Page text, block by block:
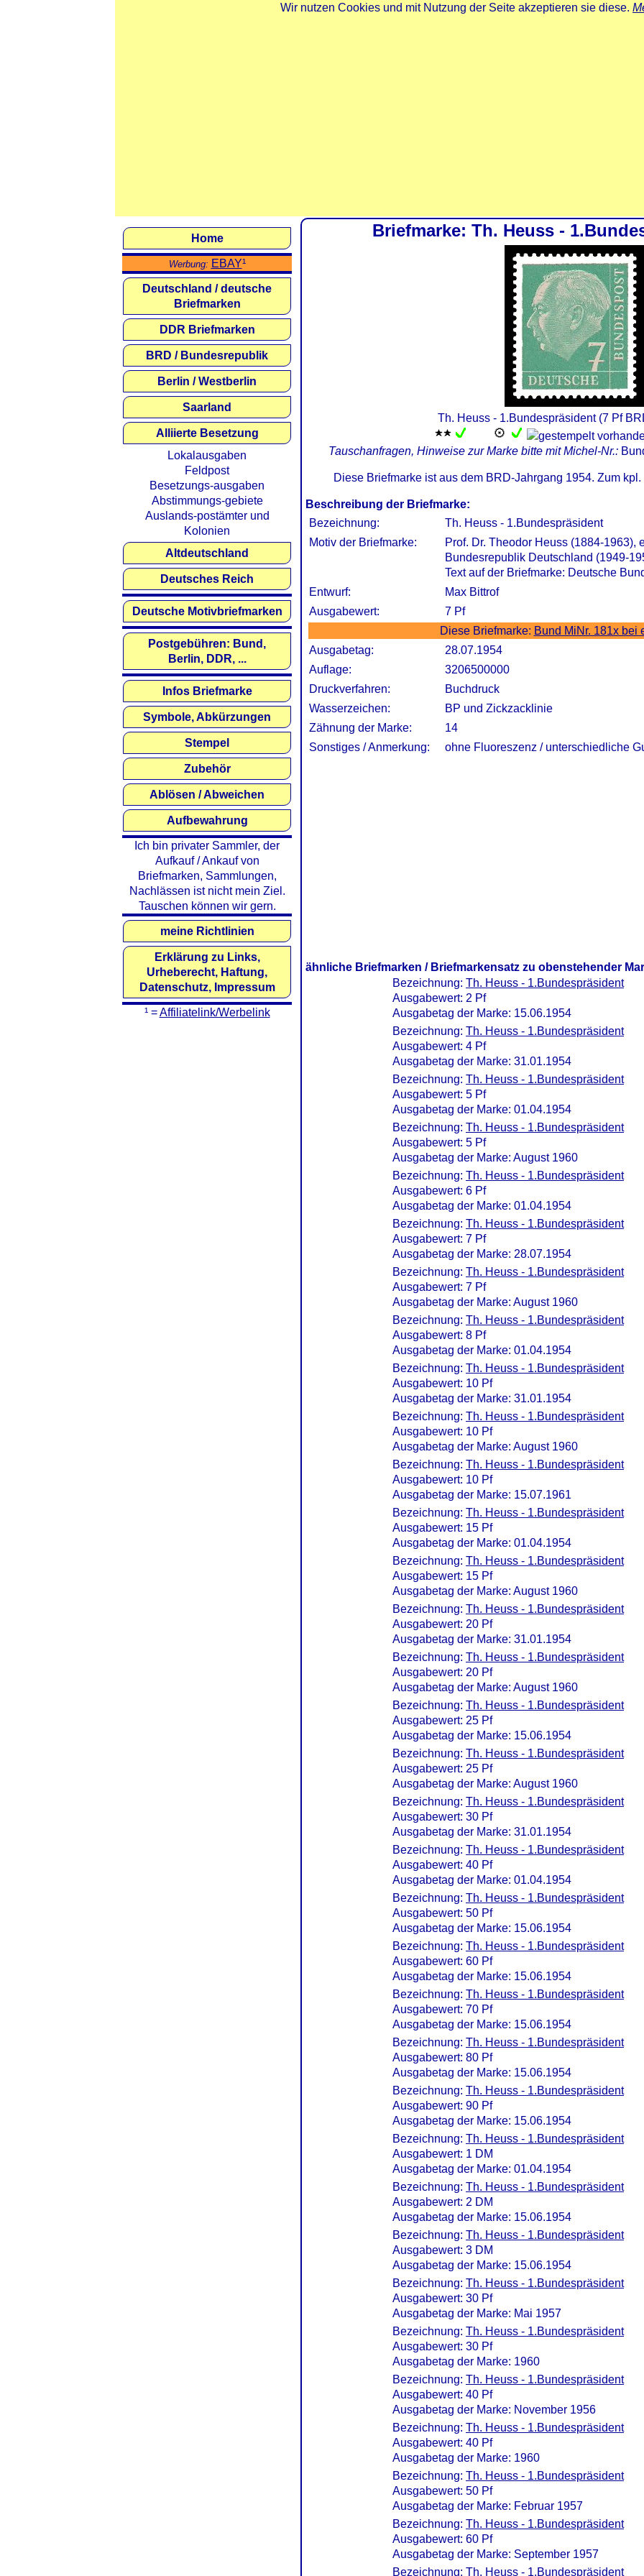
Wir nutzen Cookies und mit Nutzung der Seite akzeptieren sie diese.
Briefmarke: Th. Heuss -
Th. Heuss - 1.Bundespräsident (7 Pf
Tauschanfragen, Hinweise zur Marke bitte mit Michel-Nr.:
Diese Briefmarke ist aus dem BRD-Jahrgang 1954. Zum
Beschreibung der Briefmarke:
Bezeichnung:
Th. Heuss - 1.Bundespräsident
Motiv der Briefmarke:
Prof. Dr. Theodor Heuss (1884-1963),
Bundesrepublik Deutschland (1949-
Text auf der Briefmarke: Deutsche
Entwurf:
Max Bittrof
Ausgabewert:
7 Pf
Diese Briefmarke: Bund MiNr. 181x bei
Ausgabetag:
28.07.1954
Auflage:
3206500000
Druckverfahren:
Buchdruck
Wasserzeichen:
BP und Zickzacklinie
Zähnung der Marke:
14
Sonstiges / Anmerkung:
ohne Fluoreszenz / unterschiedliche
ähnliche Briefmarken / Briefmarkensatz zu obenstehender
Bezeichnung: Th. Heuss - 1.Bundespräsident
Ausgabewert: 2 Pf
Ausgabetag der Marke: 15.06.1954
Bezeichnung: Th. Heuss - 1.Bundespräsident
Ausgabewert: 4 Pf
Ausgabetag der Marke: 31.01.1954
Bezeichnung: Th. Heuss - 1.Bundespräsident
Ausgabewert: 5 Pf
Ausgabetag der Marke: 01.04.1954
Bezeichnung: Th. Heuss - 1.Bundespräsident
Ausgabewert: 5 Pf
Ausgabetag der Marke: August 1960
Bezeichnung: Th. Heuss - 1.Bundespräsident
Ausgabewert: 6 Pf
Ausgabetag der Marke: 01.04.1954
Bezeichnung: Th. Heuss - 1.Bundespräsident
Ausgabewert: 7 Pf
Ausgabetag der Marke: 28.07.1954
Bezeichnung: Th. Heuss - 1.Bundespräsident
Ausgabewert: 7 Pf
Ausgabetag der Marke: August 1960
Bezeichnung: Th. Heuss - 1.Bundespräsident
Ausgabewert: 8 Pf
Ausgabetag der Marke: 01.04.1954
Bezeichnung: Th. Heuss - 1.Bundespräsident
Ausgabewert: 10 Pf
Ausgabetag der Marke: 31.01.1954
Bezeichnung: Th. Heuss - 1.Bundespräsident
Ausgabewert: 10 Pf
Ausgabetag der Marke: August 1960
Bezeichnung: Th. Heuss - 1.Bundespräsident
Ausgabewert: 10 Pf
Ausgabetag der Marke: 15.07.1961
Bezeichnung: Th. Heuss - 1.Bundespräsident
Ausgabewert: 15 Pf
Ausgabetag der Marke: 01.04.1954
Bezeichnung: Th. Heuss - 1.Bundespräsident
Ausgabewert: 15 Pf
Ausgabetag der Marke: August 1960
Bezeichnung: Th. Heuss - 1.Bundespräsident
Ausgabewert: 20 Pf
Ausgabetag der Marke: 31.01.1954
Bezeichnung: Th. Heuss - 1.Bundespräsident
Ausgabewert: 20 Pf
Ausgabetag der Marke: August 1960
Bezeichnung: Th. Heuss - 1.Bundespräsident
Ausgabewert: 25 Pf
Ausgabetag der Marke: 15.06.1954
Bezeichnung: Th. Heuss - 1.Bundespräsident
Ausgabewert: 25 Pf
Ausgabetag der Marke: August 1960
Bezeichnung: Th. Heuss - 1.Bundespräsident
Ausgabewert: 30 Pf
Ausgabetag der Marke: 31.01.1954
Bezeichnung: Th. Heuss - 1.Bundespräsident
Ausgabewert: 40 Pf
Ausgabetag der Marke: 01.04.1954
Bezeichnung: Th. Heuss - 1.Bundespräsident
Ausgabewert: 50 Pf
Ausgabetag der Marke: 15.06.1954
Bezeichnung: Th. Heuss - 1.Bundespräsident
Ausgabewert: 60 Pf
Ausgabetag der Marke: 15.06.1954
Bezeichnung: Th. Heuss - 1.Bundespräsident
Ausgabewert: 70 Pf
Ausgabetag der Marke: 15.06.1954
Bezeichnung: Th. Heuss - 1.Bundespräsident
Ausgabewert: 80 Pf
Ausgabetag der Marke: 15.06.1954
Bezeichnung: Th. Heuss - 1.Bundespräsident
Ausgabewert: 90 Pf
Ausgabetag der Marke: 15.06.1954
Bezeichnung: Th. Heuss - 1.Bundespräsident
Ausgabewert: 1 DM
Ausgabetag der Marke: 01.04.1954
Bezeichnung: Th. Heuss - 1.Bundespräsident
Ausgabewert: 2 DM
Ausgabetag der Marke: 15.06.1954
Bezeichnung: Th. Heuss - 1.Bundespräsident
Ausgabewert: 3 DM
Ausgabetag der Marke: 15.06.1954
Bezeichnung: Th. Heuss - 1.Bundespräsident
Ausgabewert: 30 Pf
Ausgabetag der Marke: Mai 1957
Bezeichnung: Th. Heuss - 1.Bundespräsident
Ausgabewert: 30 Pf
Ausgabetag der Marke: 1960
Bezeichnung: Th. Heuss - 1.Bundespräsident
Ausgabewert: 40 Pf
Ausgabetag der Marke: November 1956
Bezeichnung: Th. Heuss - 1.Bundespräsident
Ausgabewert: 40 Pf
Ausgabetag der Marke: 1960
Bezeichnung: Th. Heuss - 1.Bundespräsident
Ausgabewert: 50 Pf
Ausgabetag der Marke: Februar 1957
Bezeichnung: Th. Heuss - 1.Bundespräsident
Ausgabewert: 60 Pf
Ausgabetag der Marke: September 1957
Bezeichnung: Th. Heuss - 1.Bundespräsident
Home
Werbung: EBAY¹
Deutschland / deutsche
Briefmarken
DDR Briefmarken
BRD / Bundesrepublik
Berlin / Westberlin
Saarland
Alliierte Besetzung
Lokalausgaben
Feldpost
Besetzungs-ausgaben
Abstimmungs-gebiete
Auslands-postämter und
Kolonien
Altdeutschland
Deutsches Reich
Deutsche Motivbriefmarken
Postgebühren: Bund,
Berlin, DDR, ...
Infos Briefmarke
Symbole, Abkürzungen
Stempel
Zubehör
Ablösen / Abweichen
Aufbewahrung
Ich bin privater Sammler, der
Aufkauf / Ankauf von
Briefmarken, Sammlungen,
Nachlässen ist nicht mein Ziel.
Tauschen können wir gern.
meine Richtlinien
Erklärung zu Links,
Urheberecht, Haftung,
Datenschutz, Impressum
¹ =Affiliatelink/Werbelink